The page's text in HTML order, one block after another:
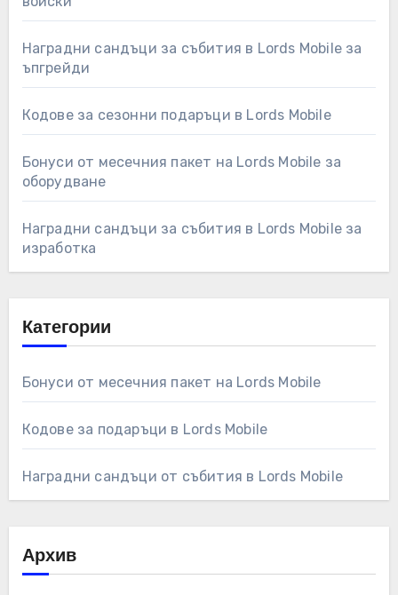
Наградни сандъци за събития в Lords Mobile за
ъпгрейди
Кодове за сезонни подаръци в Lords Mobile
Бонуси от месечния пакет на Lords Mobile за
оборудване
Наградни сандъци за събития в Lords Mobile за
изработка
Категории
Бонуси от месечния пакет на Lords Mobile
Кодове за подаръци в Lords Mobile
Наградни сандъци от събития в Lords Mobile
Архив